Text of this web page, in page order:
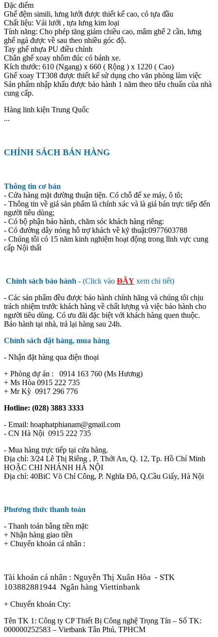
Đặc điểm
Ghế đệm simili, lưng lưới được thiết kế cao, có tựa đầu
Chất liệu: Vải lưới , tựa lưng kim loại
Tính năng: Cho phép tăng giảm chiều cao, mâm ghế 2 cần, lưng
ghế ngả được về sau theo nhiều góc độ.
Tay ghế nhựa PU điều chỉnh
Chân ghế xoay nhôm đúc có bánh xe.
Kích thước: 610 (Ngang) x 660 ( Rộng ) x 1220 ( Cao)
Ghế xoay TT308 được thiết kế sử dụng cho văn phòng làm việc
Sản phẩm nhập khẩu được bảo hành 1 năm theo tiêu chuẩn của nhà
cung cấp.
Hàng linh kiện Trung Quốc
...
CHÍNH SÁCH BÁN HÀNG
Thông tin cơ bản
- Cửa hàng mặt đường thuận tiện. Có chỗ để xe máy, ô tô;
- Thông tin về giá sản phẩm là chính xác và là giá bán trực tiếp đến
người tiêu dùng;
- Có bộ phận bảo hành, chăm sóc khách hàng riêng:
- Có đường dây nóng hỗ trợ khách về kỹ thuật:0977603788
- Chúng tôi có 15 năm kinh nghiệm hoạt động trong lĩnh vực cung
cấp Nội thất
Chính sách bảo hành - (Click vào ĐÂY xem chi tiết)
- Các sản phẩm đều được bảo hành chính hãng và chúng tôi chịu
trách nhiệm trước khách hàng về chất lượng và việc bảo hành cho
người tiêu dùng. Có ưu đãi đặc biệt với khách hàng quen thuộc.
Bảo hành tại nhà, trả lại hàng sau 24h.
Chính sách đặt hàng, mua hàng
- Nhận đặt hàng qua điện thoại
+ Phòng dự án : 0914 163 760 (Ms Hương)
+ Ms Hòa 0915 222 735
+ Mr Kỳ 0917 296 776
Hotline: (028) 3883 3333
- Email: hoaphatphianam@gmail.com
- CN Hà Nội 0915 222 735
- Mua hàng trực tiếp tại cửa hàng.
Địa chỉ: 3/24 Lê Thị Riêng , P. Thới An, Q. 12, Tp. Hồ Chí Minh
HOẶC CHI NHÁNH HÀ NỘI
Địa chỉ: 40BiC Võ Chí Công, P. Nghĩa Đô, Q.Cầu Giấy, Hà Nội
Phương thức thanh toán
- Thanh toán bằng tiền mặt:
+ Nhận hàng giao tiền
+ Chuyển khoản cá nhân :
Tài khoản cá nhân : Nguyễn Thị Xuân Hòa - STK
103882881944 Ngân hàng Viettinbank
+ Chuyển khoản Cty:
Tên TK 1: Công ty CP Thiết Bị Công nghệ Trọng Tín – Số TK:
000000252583 – Vietbank Tân Phú, TPHCM